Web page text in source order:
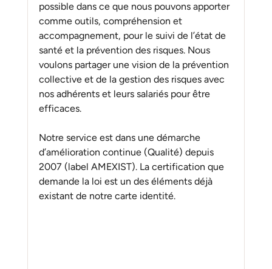
possible dans ce que nous pouvons apporter
comme outils, compréhension et
accompagnement, pour le suivi de l’état de
santé et la prévention des risques. Nous
voulons partager une vision de la prévention
collective et de la gestion des risques avec
nos adhérents et leurs salariés pour être
efficaces.
Notre service est dans une démarche
d’amélioration continue (Qualité) depuis
2007 (label AMEXIST). La certification que
demande la loi est un des éléments déjà
existant de notre carte identité.